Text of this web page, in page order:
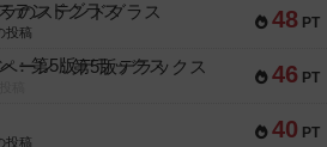
48 PT
のステンドグラス
投稿
46 PT
ーン：第5版デラックス
40 PT
投稿